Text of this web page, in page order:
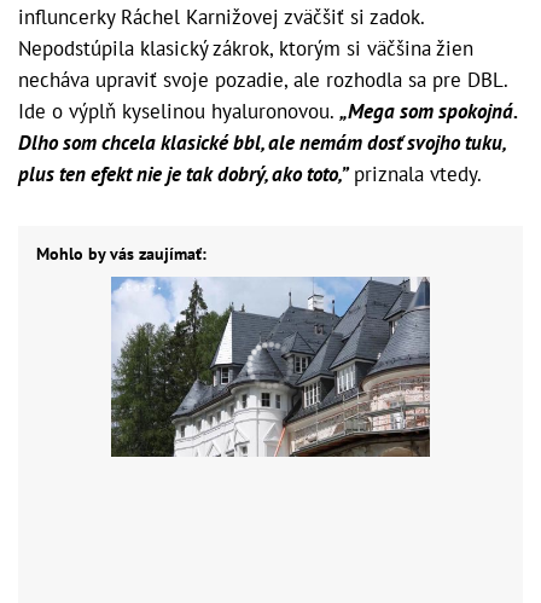
influncerky Ráchel Karnižovej zväčšiť si zadok.
Nepodstúpila klasický zákrok, ktorým si väčšina žien
necháva upraviť svoje pozadie, ale rozhodla sa pre DBL.
Ide o výplň kyselinou hyaluronovou. „Mega som spokojná.
Dlho som chcela klasické bbl, ale nemám dosť svojho tuku,
plus ten efekt nie je tak dobrý, ako toto,”priznala vtedy.
Mohlo by vás zaujímať: